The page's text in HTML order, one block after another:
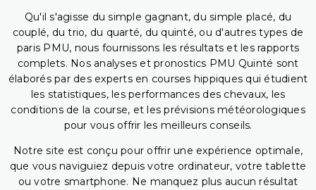
Qu'il s'agisse du simple gagnant, du simple placé, du
couplé, du trio, du quarté, du quinté, ou d'autres types de
paris PMU, nous fournissons les résultats et les rapports
complets. Nos analyses et pronostics PMU Quinté sont
élaborés par des experts en courses hippiques qui étudient
les statistiques, les performances des chevaux, les
conditions de la course, et les prévisions météorologiques
pour vous offrir les meilleurs conseils.
Notre site est conçu pour offrir une expérience optimale,
que vous naviguiez depuis votre ordinateur, votre tablette
ou votre smartphone. Ne manquez plus aucun résultat